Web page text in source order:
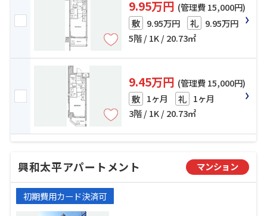
9.95万円 (管理費 15,000円)
敷 9.95万円 礼 9.95万円
5階 / 1K / 20.73㎡
9.45万円 (管理費 15,000円)
敷 1ヶ月 礼 1ヶ月
3階 / 1K / 20.73㎡
興和太平アパートメント マンション
初期費用カード決済可